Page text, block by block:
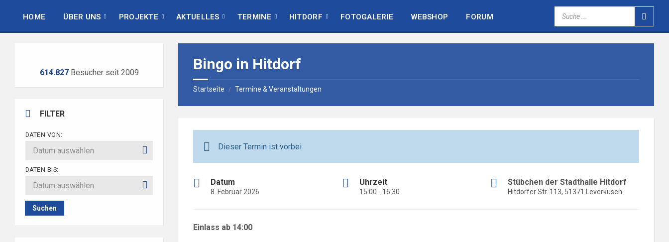
content
sidebar
HOME ÜBER UNS PROJEKTE AKTUELLES TERMINE HITDORF FOTOGALERIE WEBSHOP FORUM
Bingo in Hitdorf
Startseite / Termine & Veranstaltungen
Dieser Termin ist vorbei
Datum
8. Februar 2026
Uhrzeit
15:00 - 16:30
Stübchen der Stadthalle Hitdorf
Hitdorfer Str. 113, 51371 Leverkusen
Einlass ab 14:00
614.827 Besucher seit 2009
FILTER
DATEN VON:
DATEN BIS:
Suchen